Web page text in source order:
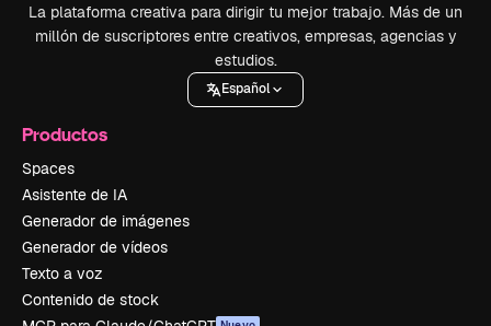
La plataforma creativa para dirigir tu mejor trabajo. Más de un
millón de suscriptores entre creativos, empresas, agencias y
estudios.
Español
Productos
Spaces
Asistente de IA
Generador de imágenes
Generador de vídeos
Texto a voz
Contenido de stock